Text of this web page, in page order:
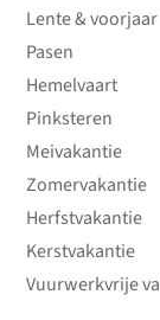
Lente & voorjaar
Pasen
Hemelvaart
Pinksteren
Meivakantie
Zomervakantie
Herfstvakantie
Kerstvakantie
Vuurwerkvrije